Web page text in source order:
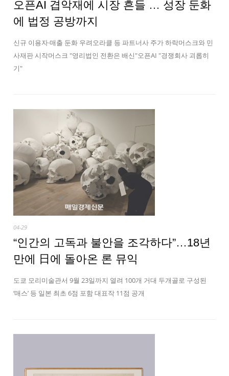
오픈AI 겹악재에 시장 흔들 … 성장 둔화
에 법정 공방까지
신규 이용자·매출 둔화 우려오라클 등 파트너사 주가 하락머스크와 민
사재판 시작머스크 "영리법인 전환은 배신"오픈AI "경쟁회사 괴롭히
기"
04-29
“인간의 고독과 불안을 조각하다”…18년
만에 日에 돌아온 론 뮤익
도쿄 모리미술관서 9월 23일까지 열려 100개 거대 두개골로 구성된
‘매스’ 등 일본 최초 6점 포함 대표작 11점 공개